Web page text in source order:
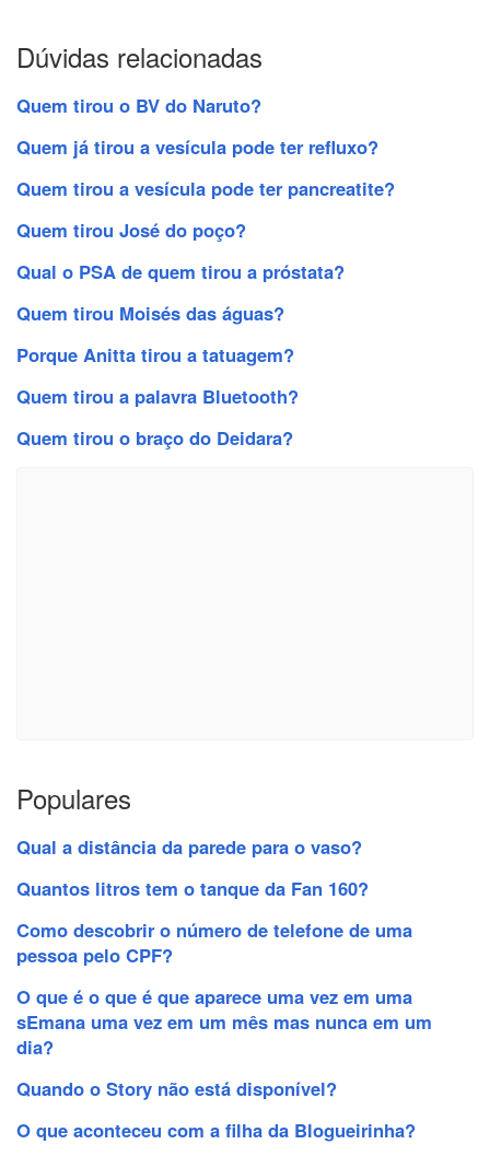
Dúvidas relacionadas
Quem tirou o BV do Naruto?
Quem já tirou a vesícula pode ter refluxo?
Quem tirou a vesícula pode ter pancreatite?
Quem tirou José do poço?
Qual o PSA de quem tirou a próstata?
Quem tirou Moisés das águas?
Porque Anitta tirou a tatuagem?
Quem tirou a palavra Bluetooth?
Quem tirou o braço do Deidara?
Populares
Qual a distância da parede para o vaso?
Quantos litros tem o tanque da Fan 160?
Como descobrir o número de telefone de uma
pessoa pelo CPF?
O que é o que é que aparece uma vez em uma
sEmana uma vez em um mês mas nunca em um
dia?
Quando o Story não está disponível?
O que aconteceu com a filha da Blogueirinha?